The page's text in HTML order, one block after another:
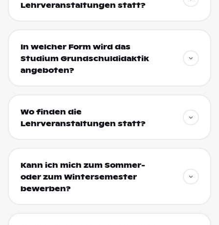
Lehrveranstaltungen statt?
In welcher Form wird das
Studium Grundschuldidaktik
angeboten?
Wo finden die
Lehrveranstaltungen statt?
Kann ich mich zum Sommer-
oder zum Wintersemester
bewerben?